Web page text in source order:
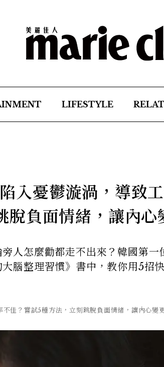
LIFESTYLE
入憂鬱漩渦，導致
負面情緒，讓內心
人怎麼勸都走不出來？韓國第一
大腦整理習慣》書中，教你用5招
佳？嘗試5種方法，立刻跳脫負面情緒，讓內心變